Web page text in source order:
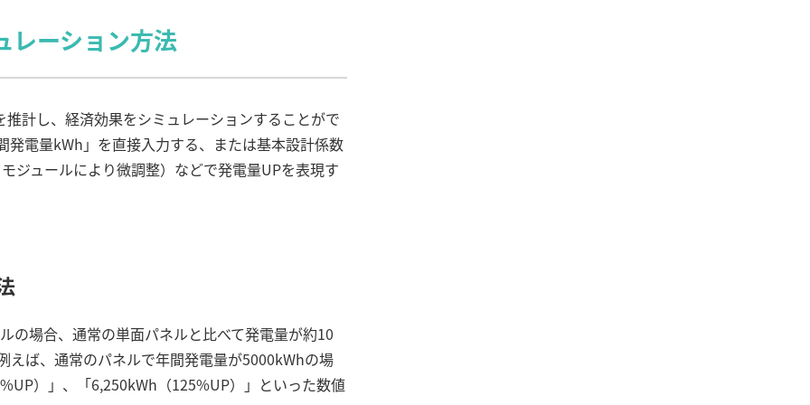
レーション方法
計し、経済効果をシミュレーションすることがで
発電量kWh」を直接入力する、または基本設計係数
ジュールにより微調整）などで発電量UPを表現す
の場合、通常の単面パネルと比べて発電量が約10
えば、通常のパネルで年間発電量が5000kWhの場
）」、「6,250kWh（125%UP）」といった数値